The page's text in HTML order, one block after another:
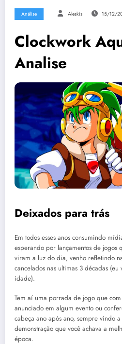
Análise Aleskis 15/12/
Clockwork
Analise
Deixados para trás
Em todos esses anos consumindo
esperando por lançamentos de jogos
viram a luz do dia, venho refletindo
cancelados nas ultimas 3 décadas
idade).
Tem aí uma porrada de jogo que
anunciado em algum evento ou
cabeça ano após ano, sempre vindo
demonstração que você achava a
época.